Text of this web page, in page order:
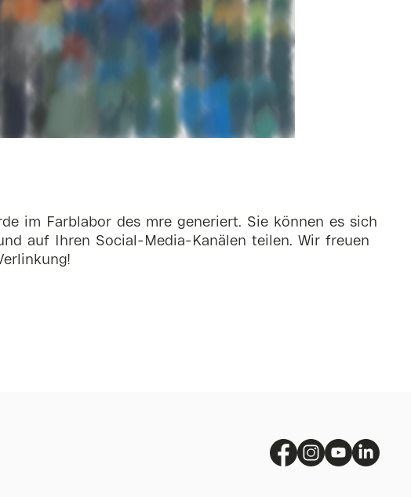
im Farblabor des mre generiert. Sie können es sich
auf Ihren Social-Media-Kanälen teilen. Wir freuen